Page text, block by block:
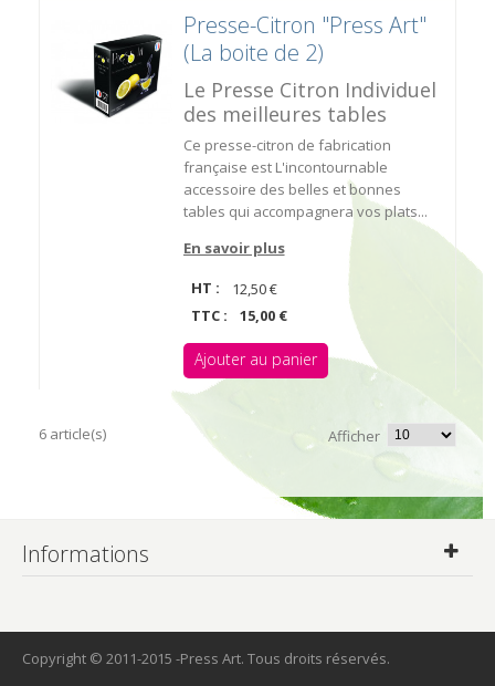
Presse-Citron "Press Art"
(La boite de 2)
Le Presse Citron Individuel
des meilleures tables
Ce presse-citron de fabrication
française est L'incontournable
accessoire des belles et bonnes
tables qui accompagnera vos plats...
En savoir plus
HT :
12,50 €
TTC :
15,00 €
Ajouter au panier
6 article(s) Afficher
Informations
Copyright © 2011-2015 -Press Art. Tous droits réservés.